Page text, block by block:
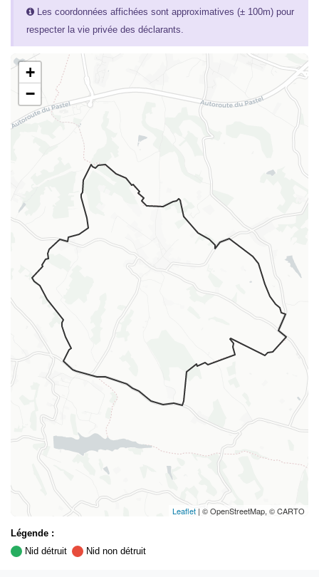
Les coordonnées affichées sont approximatives (± 100m) pour
respecter la vie privée des déclarants.
+
−
Leaflet | © OpenStreetMap, © CARTO
Légende :
Nid détruit
Nid non détruit